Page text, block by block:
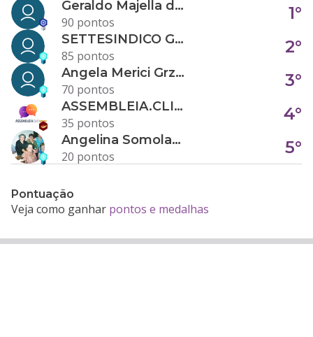
Geraldo Majella da Silva
90 pontos
1°
SETTESINDICO GOVERNANÇA CONDOMINIAL
85 pontos
2°
Angela Merici Grzybowski
70 pontos
3°
ASSEMBLEIA.CLICK
35 pontos
4°
Angelina Somolanji R. Oliveira
20 pontos
5°
Pontuação
Veja como ganhar pontos e medalhas